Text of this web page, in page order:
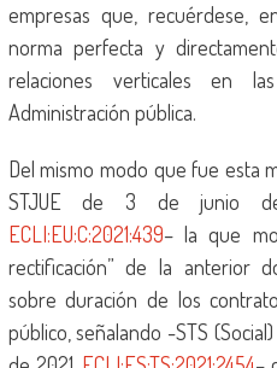
empresas que, recuérdese,
norma perfecta y
relaciones verticales en
Administración pública.
Del mismo modo que fue esta
STJUE de 3 de junio de
ECLI:EU:C:2021:439– la que
rectificación” de la anterior
sobre duración de los
público, señalando -STS